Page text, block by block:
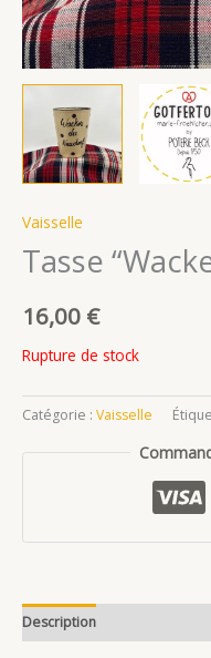
Vaisselle
Tasse
16,00 €
Rupture de stock
Catégorie : Vaisselle
Description